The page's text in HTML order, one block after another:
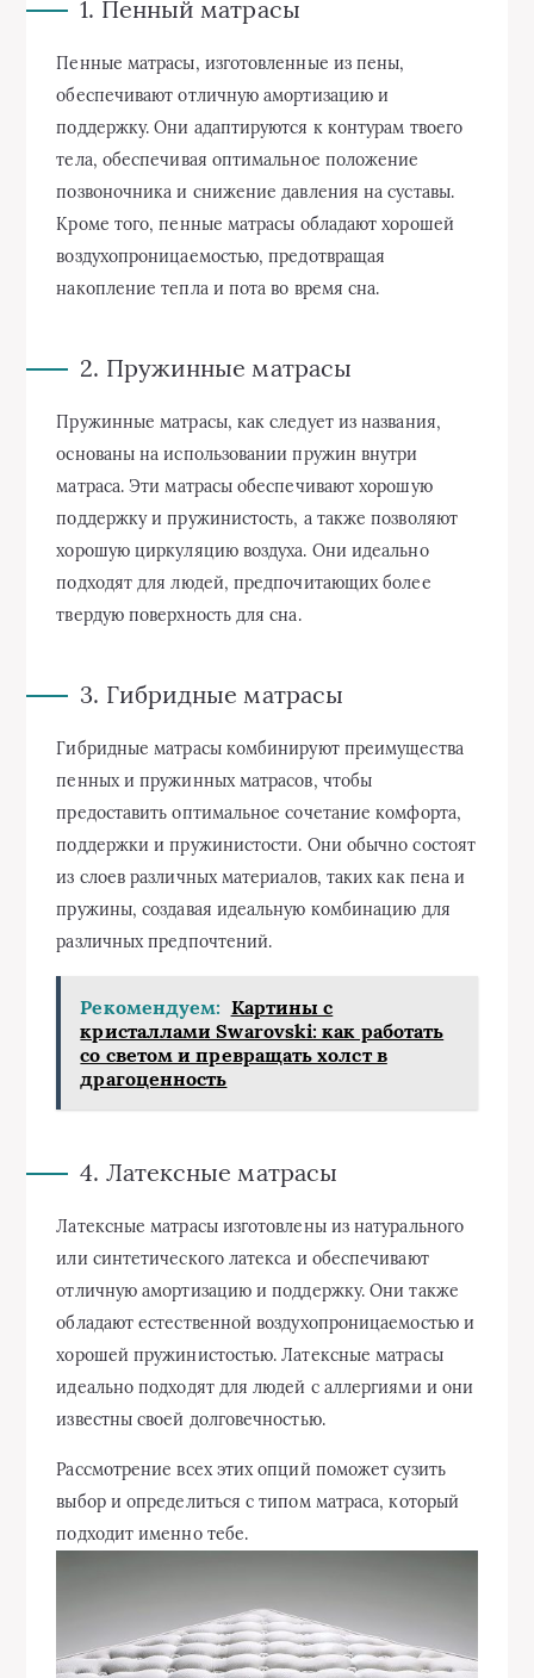
1. Пенный матрасы
Пенные матрасы, изготовленные из пены,
обеспечивают отличную амортизацию и
поддержку. Они адаптируются к контурам твоего
тела, обеспечивая оптимальное положение
позвоночника и снижение давления на суставы.
Кроме того, пенные матрасы обладают хорошей
воздухопроницаемостью, предотвращая
накопление тепла и пота во время сна.
2. Пружинные матрасы
Пружинные матрасы, как следует из названия,
основаны на использовании пружин внутри
матраса. Эти матрасы обеспечивают хорошую
поддержку и пружинистость, а также позволяют
хорошую циркуляцию воздуха. Они идеально
подходят для людей, предпочитающих более
твердую поверхность для сна.
3. Гибридные матрасы
Гибридные матрасы комбинируют преимущества
пенных и пружинных матрасов, чтобы
предоставить оптимальное сочетание комфорта,
поддержки и пружинистости. Они обычно состоят
из слоев различных материалов, таких как пена и
пружины, создавая идеальную комбинацию для
различных предпочтений.
Рекомендуем: Картины с
кристаллами Swarovski: как работать
со светом и превращать холст в
драгоценность
4. Латексные матрасы
Латексные матрасы изготовлены из натурального
или синтетического латекса и обеспечивают
отличную амортизацию и поддержку. Они также
обладают естественной воздухопроницаемостью и
хорошей пружинистостью. Латексные матрасы
идеально подходят для людей с аллергиями и они
известны своей долговечностью.
Рассмотрение всех этих опций поможет сузить
выбор и определиться с типом матраса, который
подходит именно тебе.